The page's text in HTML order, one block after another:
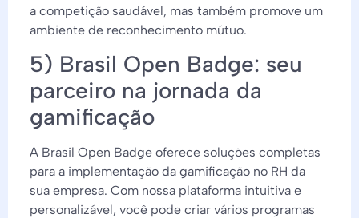
a competição saudável, mas também promove um
ambiente de reconhecimento mútuo.
5) Brasil Open Badge: seu
parceiro na jornada da
gamificação
A Brasil Open Badge oferece soluções completas
para a implementação da gamificação no RH da
sua empresa. Com nossa plataforma intuitiva e
personalizável, você pode criar vários programas